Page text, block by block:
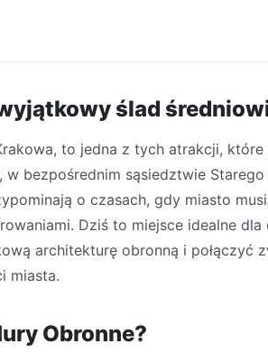
ślad
to jedna z tych atrakcji,
w bezpośrednim sąsiedztwie
o czasach, gdy miasto
Dziś to miejsce idealne
architekturę obronną i połączyć
miasta.
Obronne?